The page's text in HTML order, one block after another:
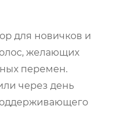
для новичков и
желающих
перемен.
через день